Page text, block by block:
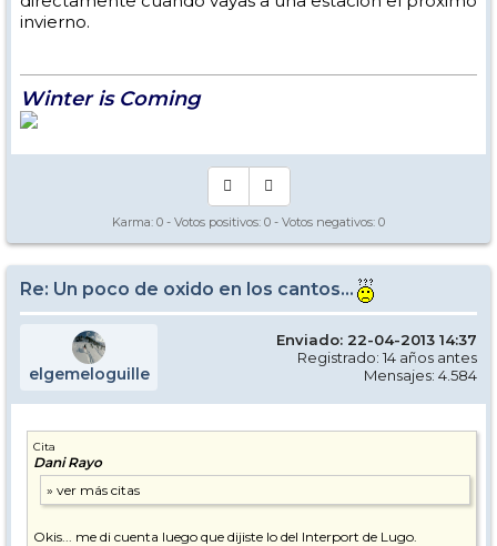
invierno.
Winter is Coming
Karma: 0 - Votos positivos: 0 - Votos negativos: 0
Re: Un poco de oxido en los cantos...
elgemeloguille
Enviado: 22-04-2013 14:37
Registrado: 14 años antes
Mensajes: 4.584
Cita
Dani Rayo
Okis... me di cuenta luego que dijiste lo del Interport de Lugo.